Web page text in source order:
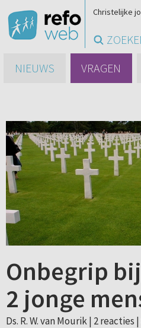
Christelijke
NIEUWS
VRAGEN
Onbegrip
2 jonge
Ds. R. W. van Mourik | 2 reacties |